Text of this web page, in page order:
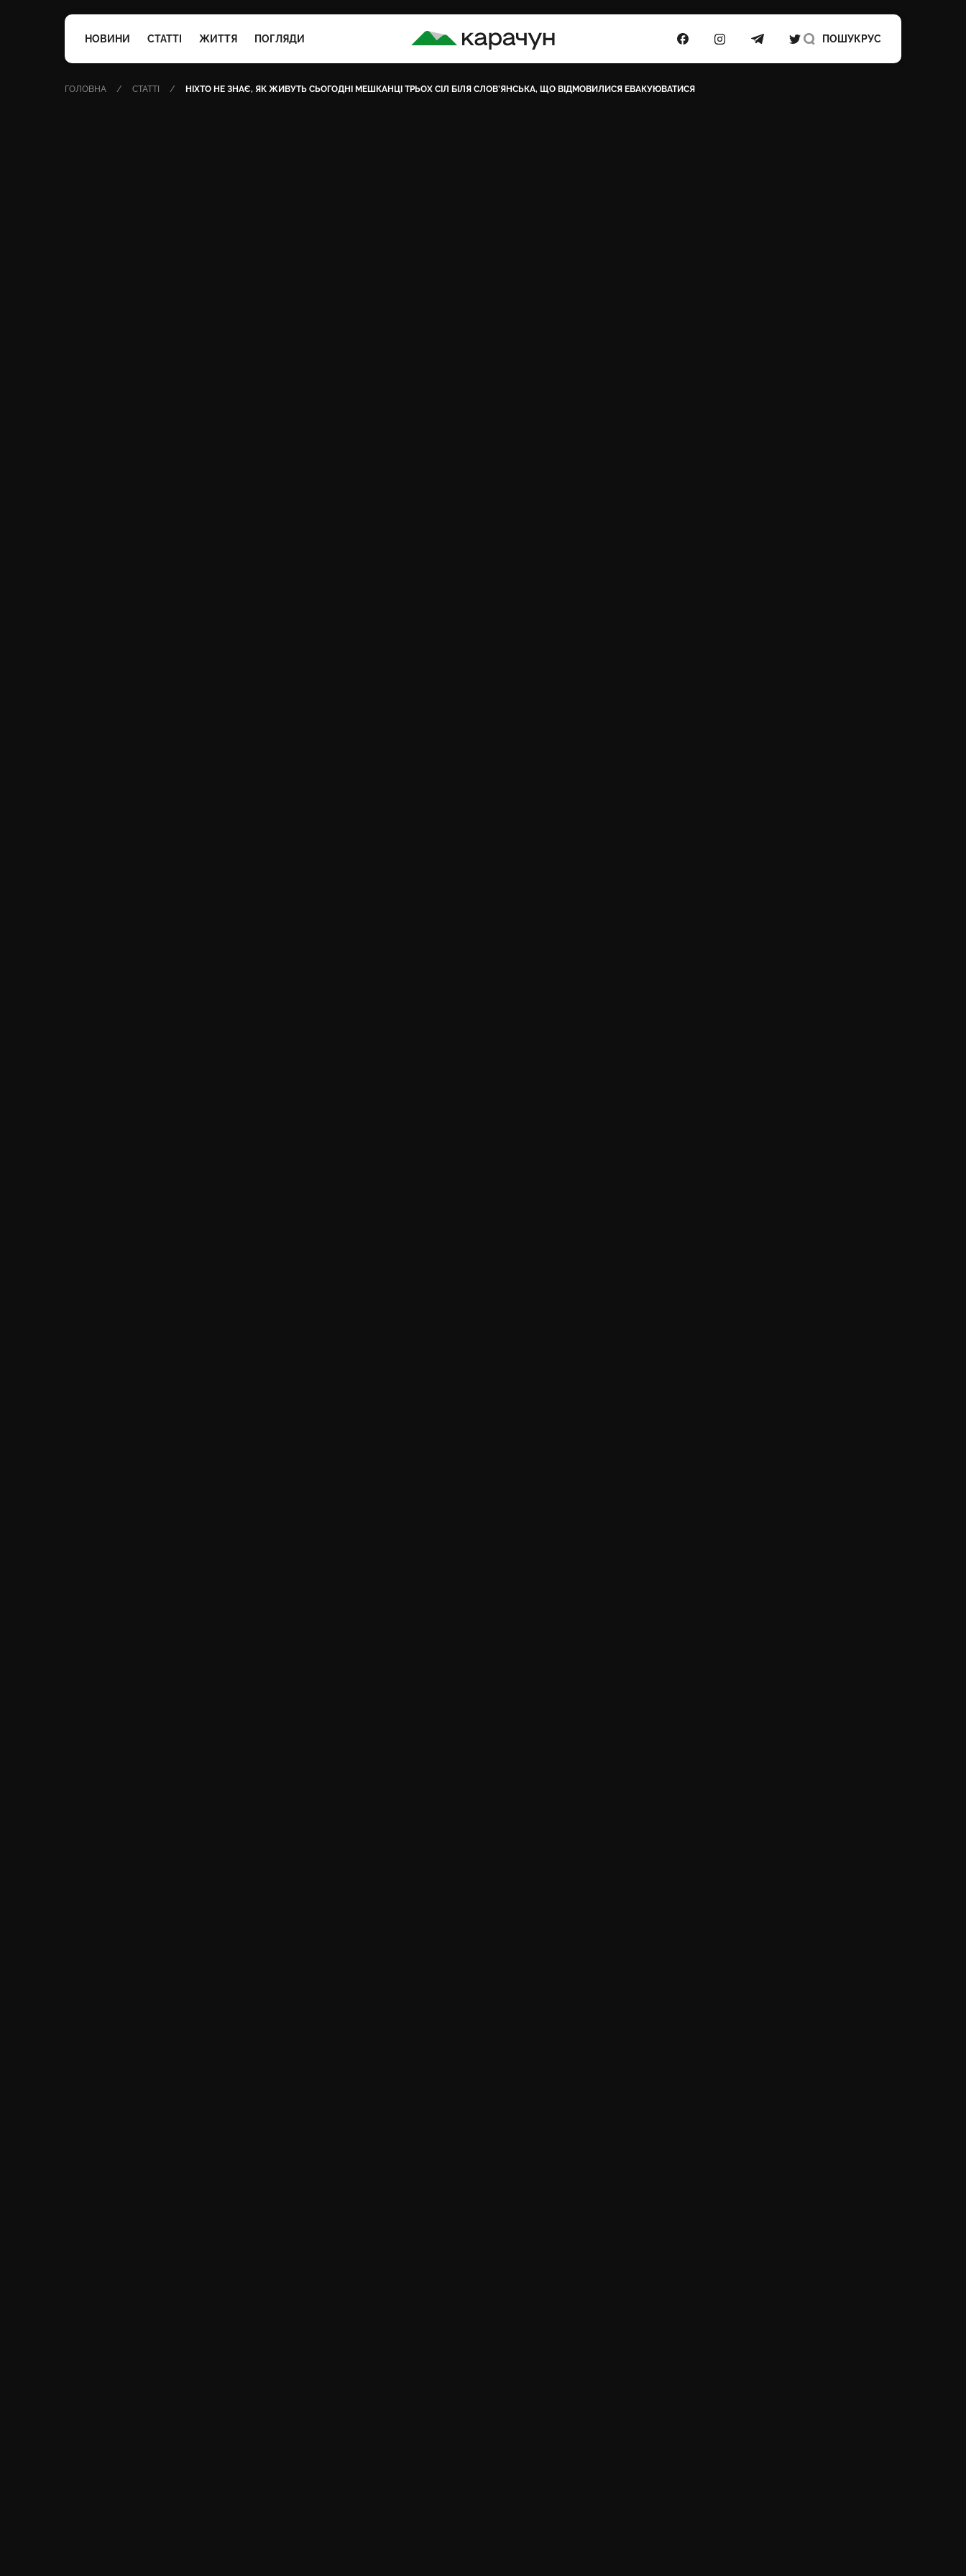
НОВИНИ СТАТТІ ЖИТТЯ ПОГЛЯДИ
КАРАЧУН
ПОСИЛАННЯ НА FACEBOOK
ПОСИЛАННЯ НА INSTAGRAM
ПОСИЛАННЯ НА TELEGRAM
ПОСИЛАННЯ НА TWITTER
ПОШУК РУС
ГОЛОВНА СТАТТІ НІХТО НЕ ЗНАЄ, ЯК ЖИВУТЬ СЬОГОДНІ МЕШКАНЦІ ТРЬОХ СІЛ БІЛЯ СЛОВ’ЯНСЬКА, ЩО ВІДМОВИЛИСЯ ЕВАКУЮВАТИСЯ